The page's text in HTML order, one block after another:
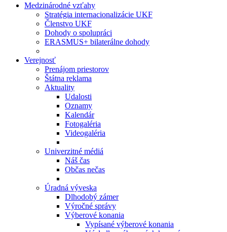
Medzinárodné vzťahy
Stratégia internacionalizácie UKF
Členstvo UKF
Dohody o spolupráci
ERASMUS+ bilaterálne dohody
Verejnosť
Prenájom priestorov
Štátna reklama
Aktuality
Udalosti
Oznamy
Kalendár
Fotogaléria
Videogaléria
Univerzitné médiá
Náš čas
Občas nečas
Úradná výveska
Dlhodobý zámer
Výročné správy
Výberové konania
Vypísané výberové konania